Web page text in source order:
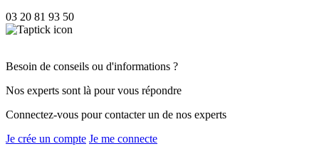
03 20 81 93 50
Besoin de conseils ou d'informations ?
Nos experts sont là pour vous répondre
Connectez-vous pour contacter un de nos experts
Je crée un compte Je me connecte